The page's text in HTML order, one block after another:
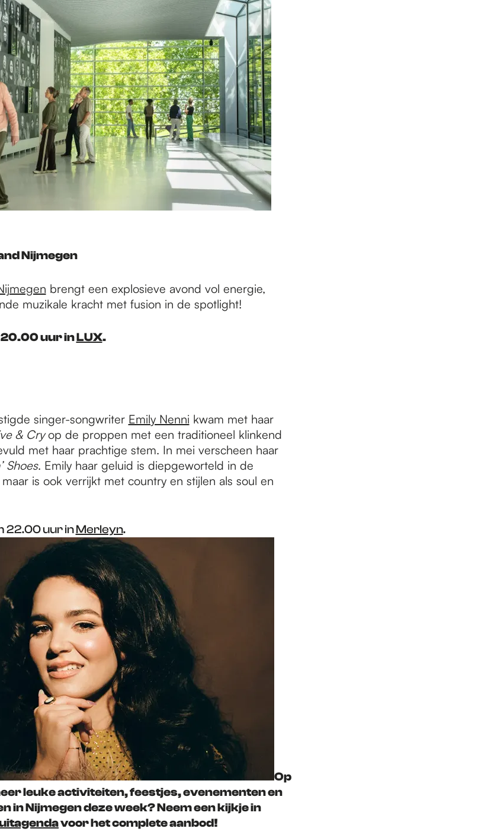
Nijmegen
brengt een explosieve avond vol energie,
muzikale kracht met fusion in de spotlight!
20.00 uur inLUX.
singer-songwriter Emily Nenni kwam met haar
& Cryop de proppen met een traditioneel klinkend
met haar prachtige stem. In mei verscheen haar
Shoes. Emily haar geluid is diepgeworteld in de
is ook verrijkt met country en stijlen als soul en
22.00 uur inMerleyn.
Op
leuke activiteiten, feestjes, evenementen en
in Nijmegen deze week? Neem een kijkje in
voor het complete aanbod!